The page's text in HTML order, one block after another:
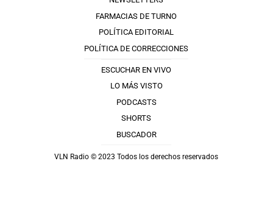
FARMACIAS DE TURNO
POLÍTICA EDITORIAL
POLÍTICA DE CORRECCIONES
ESCUCHAR EN VIVO
LO MÁS VISTO
PODCASTS
SHORTS
BUSCADOR
VLN Radio © 2023 Todos los derechos reservados